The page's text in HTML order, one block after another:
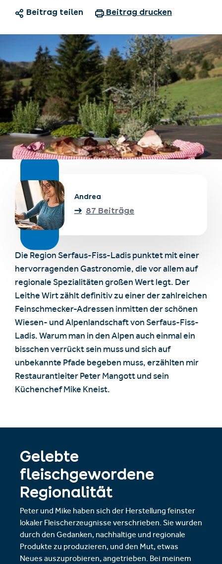
Unterkünfte finden
Ticket- &
Gutscheinshop
Deutsch
+43/5476/6239
info@serfaus-fiss-ladis.at
Die Region Serfaus-Fiss-Ladis punktet mit einer
hervorragenden Gastronomie, die vor allem auf
regionale Spezialitäten großen Wert legt. Der
Leithe Wirt zählt definitiv zu einer der zahlreichen
Feinschmecker-Adressen inmitten der schönen
Wiesen- und Alpenlandschaft von Serfaus-Fiss-
Ladis. Warum man in den Alpen auch einmal ein
bisschen verrückt sein muss und sich auf
unbekannte Pfade begeben muss, erzählten mir
Restaurantleiter Peter Mangott und sein
Küchenchef Mike Kneist.
Andrea
87 Beiträge
Beitrag teilen Beitrag drucken
Gelebte
fleischgewordene
Regionalität
Peter und Mike haben sich der Herstellung feinster
lokaler Fleischerzeugnisse verschrieben. Sie wurden
durch den Gedanken, nachhaltige und regionale
Produkte zu produzieren, und den Mut, etwas
Neues auszuprobieren, angetrieben. Bei meinem